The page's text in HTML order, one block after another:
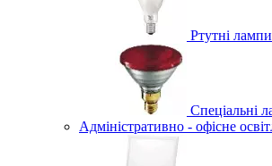
Ртутні лампи
Спеціальні
Адміністративно - офісне